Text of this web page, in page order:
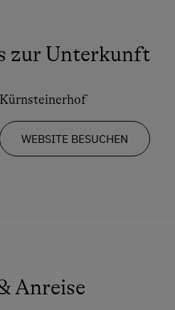
zur Unterkunft
Kürnsteinerhof
WEBSITE BESUCHEN
Anreise